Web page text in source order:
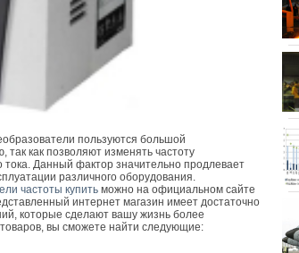
пользуются большой
так как позволяют изменять частоту
тока. Данный фактор значительно продлевает
различного оборудования.
частоты купить можно на официальном сайте
интернет магазин имеет достаточно
которые сделают вашу жизнь более
вы сможете найти следующие: